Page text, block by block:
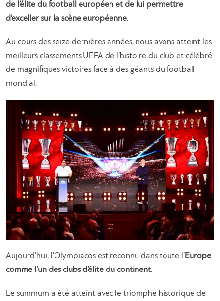
de l’élite du football européen et de lui permettre
d’exceller sur la scène européenne.
Au cours des seize dernières années, nous avons atteint les
meilleurs classements UEFA de l’histoire du club et célébré
de magnifiques victoires face à des géants du football
mondial.
Aujourd’hui, l’Olympiacos est reconnu dans toute l’Europe
comme l’un des clubs d’élite du continent.
Le summum a été atteint avec le triomphe historique de